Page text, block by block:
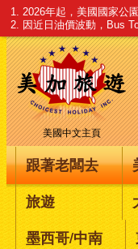
美國中文主頁
跟著老闆去
旅遊
墨西哥/中南
1. 2026年起，美國國家公
2. 因近日油價波動，Bus